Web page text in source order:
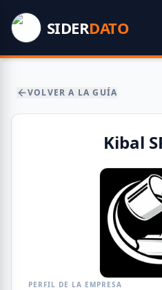
SIDERDATO
VOLVER A LA GUÍA
Kibal
PERFIL DE LA EMPRESA